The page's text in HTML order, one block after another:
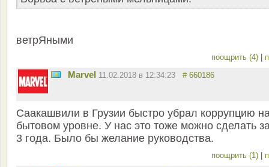
ветрЯными
поощрить (4)
Marvel 11.02.2018 в 12:34:23 # 660186
Саакашвили в Грузии быстро убрал коррупцию
бытовом уровне. У нас это тоже можно сделать
3 года. Было бы желание руководства.
поощрить (1)